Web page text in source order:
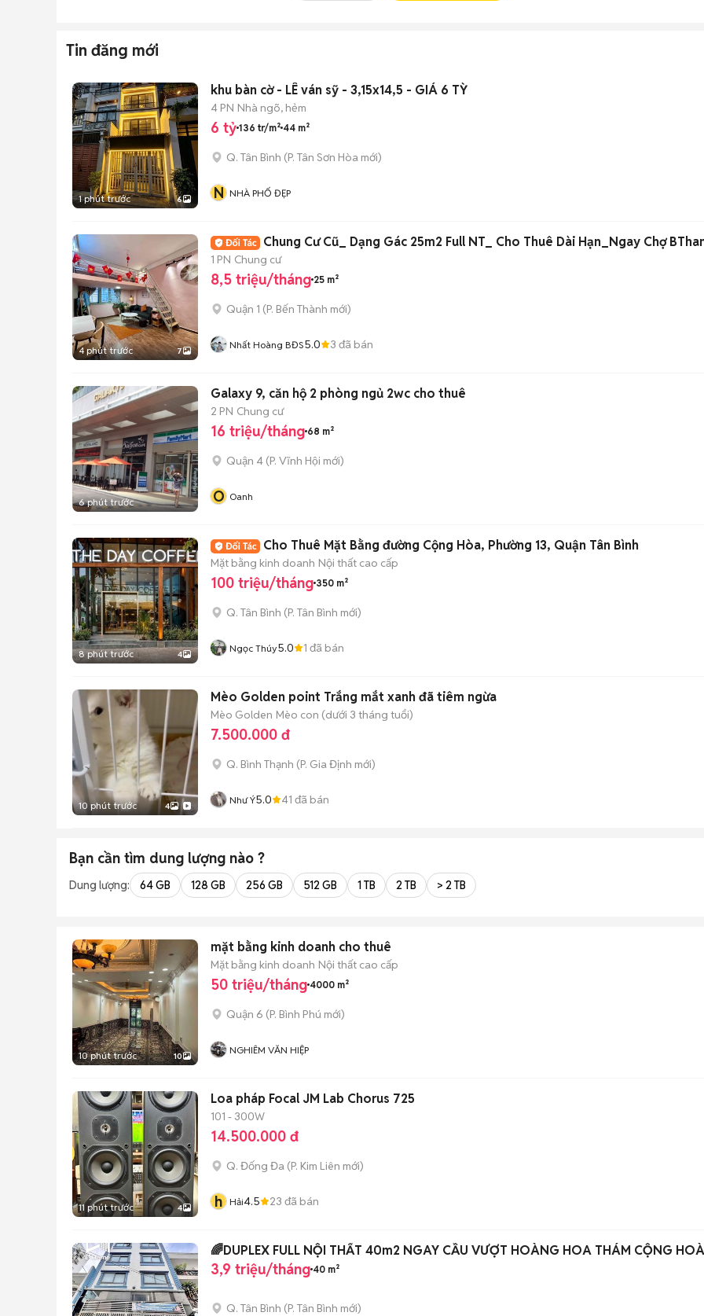
Tin đăng mới
1 phút trước 6
khu bàn cờ - LÊ ván sỹ - 3,15x14,5 - GIÁ 6 TỲ
4 PN Nhà ngõ, hẻm
6 tỷ 136 tr/m² 44 m²
Q. Tân Bình (P. Tân Sơn Hòa mới)
N NHÀ PHỐ ĐẸP
4 phút trước 7
Chung Cư Cũ_ Dạng Gác 25m2 Full NT_ Cho Thuê Dài Hạn_Ngay Chợ
1 PN Chung cư
8,5 triệu/tháng 25 m²
Quận 1 (P. Bến Thành mới)
Nhất Hoàng BĐS5.0 3 đã bán
6 phút trước
Galaxy 9, căn hộ 2 phòng ngủ 2wc cho thuê
2 PN Chung cư
16 triệu/tháng 68 m²
Quận 4 (P. Vĩnh Hội mới)
O Oanh
8 phút trước 4
Cho Thuê Mặt Bằng đường Cộng Hòa, Phường 13, Quận Tân Bình
Mặt bằng kinh doanh Nội thất cao cấp
100 triệu/tháng 350 m²
Q. Tân Bình (P. Tân Bình mới)
Ngọc Thúy5.0 1 đã bán
10 phút trước 4
Mèo Golden point Trắng mắt xanh đã tiêm ngừa
Mèo Golden Mèo con (dưới 3 tháng tuổi)
7.500.000 đ
Q. Bình Thạnh (P. Gia Định mới)
Như Ý5.0 41 đã bán
Bạn cần tìm dung lượng nào ?
Dung lượng: 64 GB 128 GB 256 GB 512 GB 1 TB 2 TB > 2 TB
10 phút trước 10
mặt bằng kinh doanh cho thuê
Mặt bằng kinh doanh Nội thất cao cấp
50 triệu/tháng 4000 m²
Quận 6 (P. Bình Phú mới)
NGHIÊM VĂN HIỆP
11 phút trước 4
Loa pháp Focal JM Lab Chorus 725
101 - 300W
14.500.000 đ
Q. Đống Đa (P. Kim Liên mới)
h Hải4.5 23 đã bán
🌈DUPLEX FULL NỘI THẤT 40m2 NGAY CẦU VƯỢT HOÀNG HOA THÁM CỘNG HOÀ
3,9 triệu/tháng 40 m²
Q. Tân Bình (P. Tân Bình mới)